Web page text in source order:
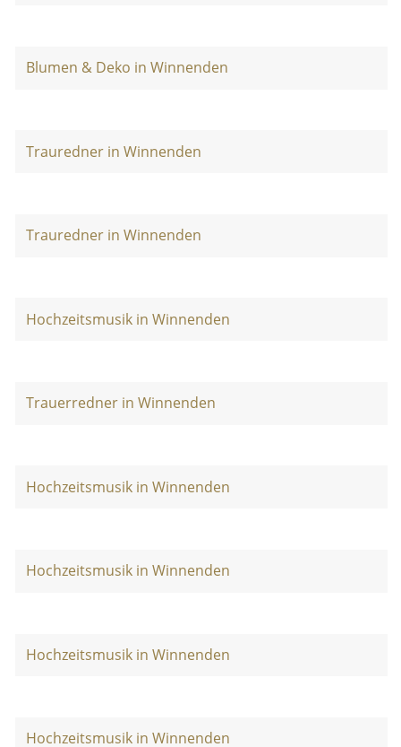
Blumen & Deko in Winnenden
Trauredner in Winnenden
Trauredner in Winnenden
Hochzeitsmusik in Winnenden
Trauerredner in Winnenden
Hochzeitsmusik in Winnenden
Hochzeitsmusik in Winnenden
Hochzeitsmusik in Winnenden
Hochzeitsmusik in Winnenden